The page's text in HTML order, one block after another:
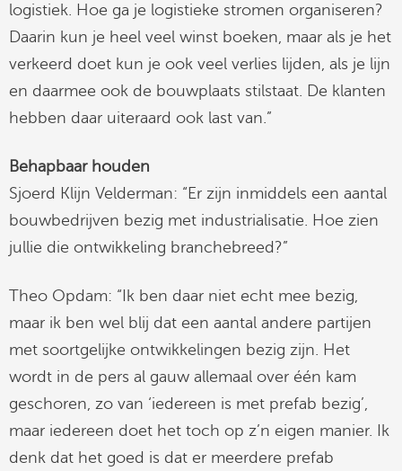
logistiek. Hoe ga je logistieke stromen organiseren?
Daarin kun je heel veel winst boeken, maar als je het
verkeerd doet kun je ook veel verlies lijden, als je lijn
en daarmee ook de bouwplaats stilstaat. De klanten
hebben daar uiteraard ook last van.”
Behapbaar houden
Sjoerd Klijn Velderman: “Er zijn inmiddels een aantal
bouwbedrijven bezig met industrialisatie. Hoe zien
jullie die ontwikkeling branchebreed?”
Theo Opdam: “Ik ben daar niet echt mee bezig,
maar ik ben wel blij dat een aantal andere partijen
met soortgelijke ontwikkelingen bezig zijn. Het
wordt in de pers al gauw allemaal over één kam
geschoren, zo van ‘iedereen is met prefab bezig’,
maar iedereen doet het toch op z’n eigen manier. Ik
denk dat het goed is dat er meerdere prefab